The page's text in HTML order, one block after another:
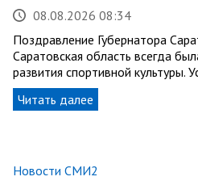
08.08.2026 08:34
Поздравление Губернатора
Саратовская область всегда
развития спортивной культуры.
Читать далее
Новости СМИ2